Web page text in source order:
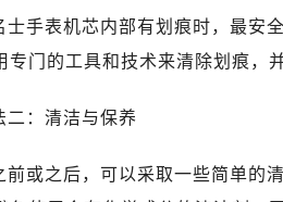
佛山市禅城区季华五路57号万科
东莞市东城街道鸿福东路1号民
南通市崇川区工农路57号圆融广
武汉市江汉区解放大道686号世
士手表机芯内部有划痕时，最安
专门的工具和技术来清除划痕，
二：清洁与保养
前或之后，可以采取一些简单的